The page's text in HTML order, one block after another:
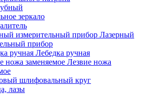
зеркало
Лазерный
прибор
Лебедка ручная
Лезвие ножа
шлифовальный круг
лазы